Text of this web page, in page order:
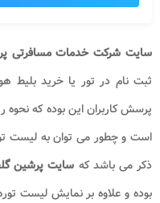
سایت شرکت خدمات مسافرتی
ثبت نام در تور یا خرید بلیط
پرسش کاربران این بوده که
است و چطور می توان به لیست
ذکر می باشد که سایت پرشین
بوده و علاوه بر نمایش لیست